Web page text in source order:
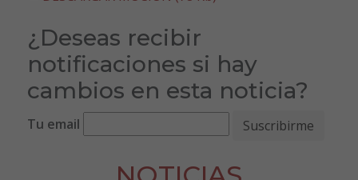
¿Deseas recibir
notificaciones si hay
cambios en esta noticia?
Tu email